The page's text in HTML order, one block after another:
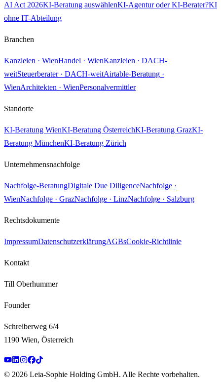
AI Act 2026KI-Beratung auswählenKI-Agentur oder KI-Berater?KI
ohne IT-Abteilung
Branchen
Kanzleien · WienHandel · WienKanzleien · DACH-
weitSteuerberater · DACH-weitAirtable-Beratung ·
WienArchitekten · WienPersonalvermittler
Standorte
KI-Beratung WienKI-Beratung ÖsterreichKI-Beratung GrazKI-
Beratung MünchenKI-Beratung Zürich
Unternehmensnachfolge
Nachfolge-BeratungDigitale Due DiligenceNachfolge ·
WienNachfolge · GrazNachfolge · LinzNachfolge · Salzburg
Rechtsdokumente
ImpressumDatenschutzerklärungAGBsCookie-Richtlinie
Kontakt
Till Oberhummer
Founder
Schreiberweg 6/4
1190 Wien, Österreich
© 2026 Leia-Sophie Holding GmbH. Alle Rechte vorbehalten.